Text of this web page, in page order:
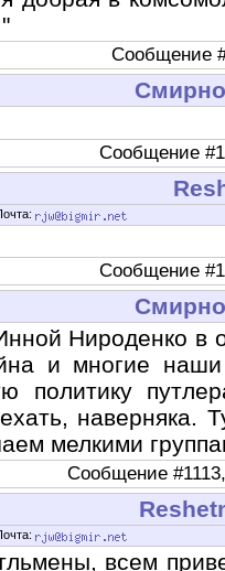
Сообщение
Сообщение
Сообщение
Нироденко в
и многие наши
политику
мелкими
Сообщение
всем